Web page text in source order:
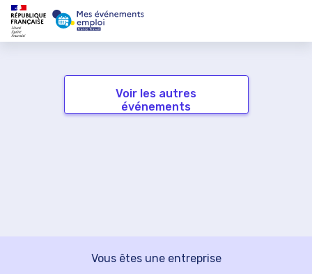
Voir les autres
événements
Vous êtes une entreprise